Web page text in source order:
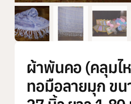
ผ้าพันคอ (คลุมไ
ทอมือลายมุก ขน